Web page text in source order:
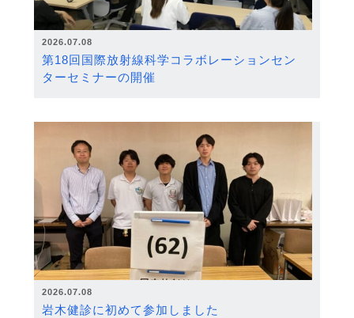
2026.07.08
第18回国際放射線科学コラボレーションセン
ターセミナーの開催
2026.07.08
岩木健診に初めて参加しました